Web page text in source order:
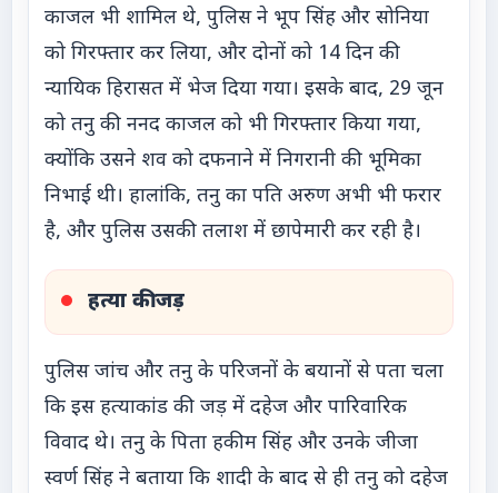
काजल भी शामिल थे, पुलिस ने भूप सिंह और सोनिया
को गिरफ्तार कर लिया, और दोनों को 14 दिन की
न्यायिक हिरासत में भेज दिया गया। इसके बाद, 29 जून
को तनु की ननद काजल को भी गिरफ्तार किया गया,
क्योंकि उसने शव को दफनाने में निगरानी की भूमिका
निभाई थी। हालांकि, तनु का पति अरुण अभी भी फरार
है, और पुलिस उसकी तलाश में छापेमारी कर रही है।
हत्या की जड़
पुलिस जांच और तनु के परिजनों के बयानों से पता चला
कि इस हत्याकांड की जड़ में दहेज और पारिवारिक
विवाद थे। तनु के पिता हकीम सिंह और उनके जीजा
स्वर्ण सिंह ने बताया कि शादी के बाद से ही तनु को दहेज